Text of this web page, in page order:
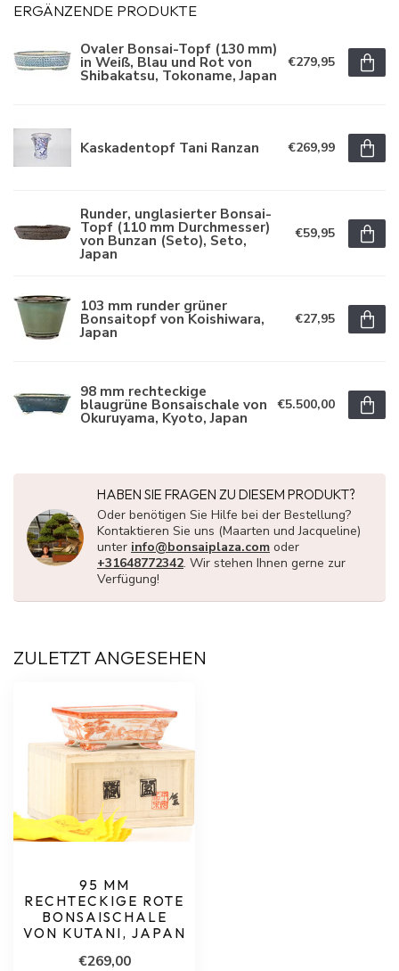
ERGÄNZENDE PRODUKTE
Ovaler Bonsai-Topf (130 mm)
in Weiß, Blau und Rot von
Shibakatsu, Tokoname, Japan
€279,95
Kaskadentopf Tani Ranzan €269,99
Runder, unglasierter Bonsai-
Topf (110 mm Durchmesser)
von Bunzan (Seto), Seto,
Japan
€59,95
103 mm runder grüner
Bonsaitopf von Koishiwara,
Japan
€27,95
98 mm rechteckige
blaugrüne Bonsaischale von
Okuruyama, Kyoto, Japan
€5.500,00
HABEN SIE FRAGEN ZU DIESEM PRODUKT?
Oder benötigen Sie Hilfe bei der Bestellung?
Kontaktieren Sie uns (Maarten und Jacqueline)
unter info@bonsaiplaza.com oder
+31648772342. Wir stehen Ihnen gerne zur
Verfügung!
ZULETZT ANGESEHEN
95 MM
RECHTECKIGE ROTE
BONSAISCHALE
VON KUTANI, JAPAN
€269,00